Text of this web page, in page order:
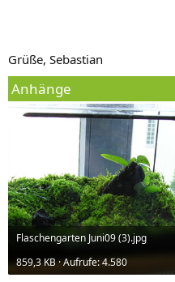
Grüße, Sebastian
Anhänge
Flaschengarten Juni09 (3).jpg
859,3 KB · Aufrufe: 4.580